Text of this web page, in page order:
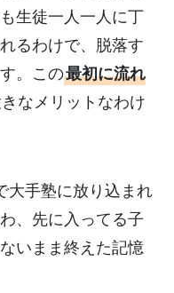
生徒一人一人に丁
るわけで、脱落す
。この最初に流れ
なメリットなわけ
大手塾に放り込まれ
、先に入ってる子
いまま終えた記憶